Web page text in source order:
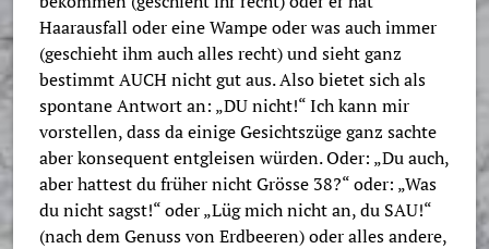
Haarausfall oder eine Wampe oder was auch immer
(geschieht ihm auch alles recht) und sieht ganz
bestimmt AUCH nicht gut aus. Also bietet sich als
spontane Antwort an: „DU nicht!“ Ich kann mir
vorstellen, dass da einige Gesichtszüge ganz sachte
aber konsequent entgleisen würden. Oder: „Du auch,
aber hattest du früher nicht Grösse 38?“ oder: „Was
du nicht sagst!“ oder „Lüg mich nicht an, du SAU!“
(nach dem Genuss von Erdbeeren) oder alles andere,